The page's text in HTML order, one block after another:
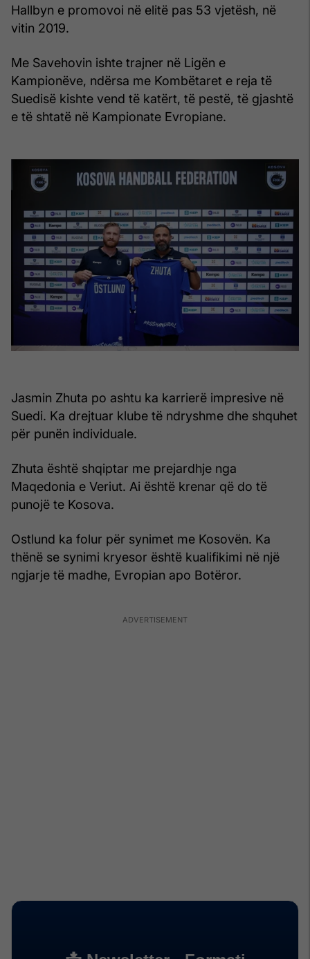
Hallbyn e promovoi në elitë pas 53 vjetësh, në
vitin 2019.
Me Savehovin ishte trajner në Ligën e
Kampionëve, ndërsa me Kombëtaret e reja të
Suedisë kishte vend të katërt, të pestë, të gjashtë
e të shtatë në Kampionate Evropiane.
Jasmin Zhuta po ashtu ka karrierë impresive në
Suedi. Ka drejtuar klube të ndryshme dhe shquhet
për punën individuale.
Zhuta është shqiptar me prejardhje nga
Maqedonia e Veriut. Ai është krenar që do të
punojë te Kosova.
Ostlund ka folur për synimet me Kosovën. Ka
thënë se synimi kryesor është kualifikimi në një
ngjarje të madhe, Evropian apo Botëror.